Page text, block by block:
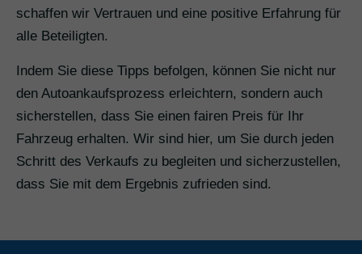
schaffen wir Vertrauen und eine positive Erfahrung für
alle Beteiligten.
Indem Sie diese Tipps befolgen, können Sie nicht nur
den Autoankaufsprozess erleichtern, sondern auch
sicherstellen, dass Sie einen fairen Preis für Ihr
Fahrzeug erhalten. Wir sind hier, um Sie durch jeden
Schritt des Verkaufs zu begleiten und sicherzustellen,
dass Sie mit dem Ergebnis zufrieden sind.